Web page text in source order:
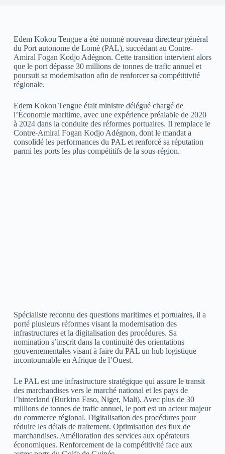
Edem Kokou Tengue a été nommé nouveau directeur général
du Port autonome de Lomé (PAL), succédant au Contre-
Amiral Fogan Kodjo Adégnon. Cette transition intervient alors
que le port dépasse 30 millions de tonnes de trafic annuel et
poursuit sa modernisation afin de renforcer sa compétitivité
régionale.
Edem Kokou Tengue était ministre délégué chargé de
l’Économie maritime, avec une expérience préalable de 2020
à 2024 dans la conduite des réformes portuaires. Il remplace le
Contre-Amiral Fogan Kodjo Adégnon, dont le mandat a
consolidé les performances du PAL et renforcé sa réputation
parmi les ports les plus compétitifs de la sous-région.
Spécialiste reconnu des questions maritimes et portuaires, il a
porté plusieurs réformes visant la modernisation des
infrastructures et la digitalisation des procédures. Sa
nomination s’inscrit dans la continuité des orientations
gouvernementales visant à faire du PAL un hub logistique
incontournable en Afrique de l’Ouest.
Le PAL est une infrastructure stratégique qui assure le transit
des marchandises vers le marché national et les pays de
l’hinterland (Burkina Faso, Niger, Mali). Avec plus de 30
millions de tonnes de trafic annuel, le port est un acteur majeur
du commerce régional. Digitalisation des procédures pour
réduire les délais de traitement. Optimisation des flux de
marchandises. Amélioration des services aux opérateurs
économiques. Renforcement de la compétitivité face aux